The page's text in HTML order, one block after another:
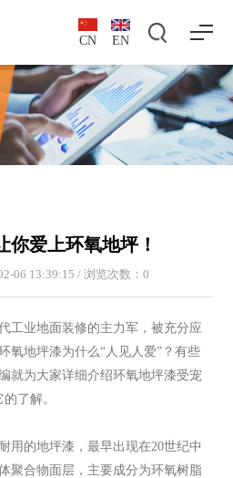
CN EN
你爱上环氧地坪！
06 13:39:15 / 浏览次数： 0
工业地面装修的主力军，被充分应
氧地坪漆为什么“人见人爱”？有些
就为大家详细介绍环氧地坪漆受宠
了解。
用的地坪漆，最早出现在20世纪中
聚合物面层，主要成分为环氧树脂